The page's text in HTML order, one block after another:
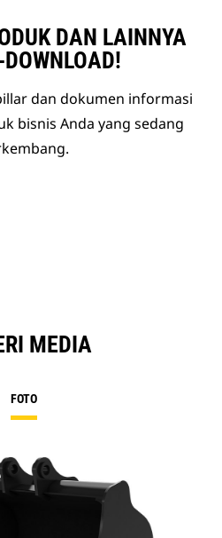
DAN LAINNYA
dan dokumen informasi
bisnis Anda yang sedang
MEDIA
FOTO